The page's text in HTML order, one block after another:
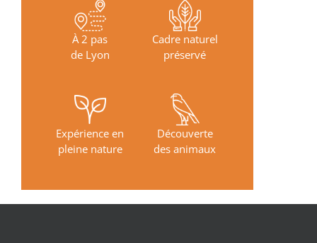
À 2 pas
de Lyon
Cadre naturel
préservé
Expérience en
pleine nature
Découverte
des animaux